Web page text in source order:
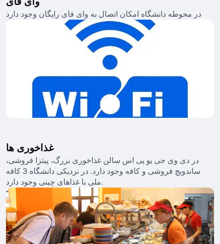
در محوطه دانشگاه امکان اتصال به وای فای رایگان وجود دارد
غذاخوری ها
در دی وی جی یو پی اس سالن غذاخوری بزرگ، پیتزا فروشی،
ساندویچ فروشی و کافه وجود دارد. در نزدیکی دانشگاه 3 کافه
ملی با غذاهای چینی وجود دارد.